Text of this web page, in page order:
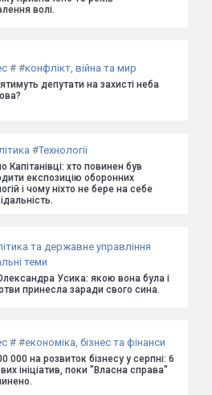
волі.
# #конфлікт, війна та мир
депутати на захисті неба
#Технології
Капітанівці: хто повинен був
експозицію оборонних
і чому ніхто не бере на себе
та державне управління
теми
Усика: якою вона була і
принесла заради свого сина.
# #економіка, бізнес та фінанси
000 на розвиток бізнесу у серпні: 6
ініціатив, поки "Власна справа"